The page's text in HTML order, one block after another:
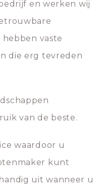
en werken wij
hebben vaste
die erg tevreden
van de beste.
waardoor u
kunt
uit wanneer u